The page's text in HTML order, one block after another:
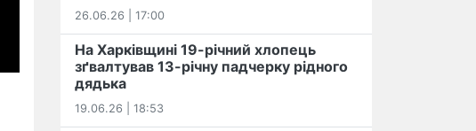
26.06.26 | 17:00
На Харківщині 19-річний хлопець​
️зґвалтував 13-річну падчерку рідного
дядька
19.06.26 | 18:53